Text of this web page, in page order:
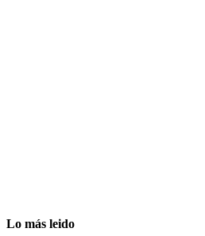
Lo más leido